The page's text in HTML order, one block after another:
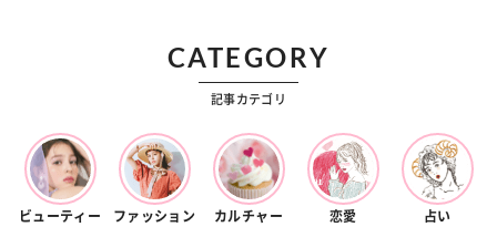
CATEGORY
記事カテゴリ
ビューティー ファッション カルチャー 恋愛 占い